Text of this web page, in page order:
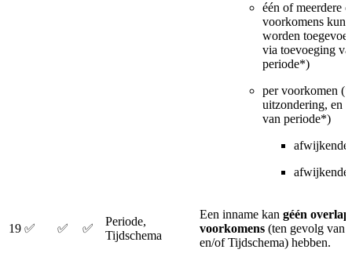
één of meerdere
voorkomens
worden
via toevoeging
periode*)
per voorkomen
uitzondering, en
van periode*)
afwijkende
afwijkende
19 ✅ ✅ ✅
Periode,
Tijdschema
Een inname kan géén
voorkomens (ten gevolg van
en/of Tijdschema) hebben.